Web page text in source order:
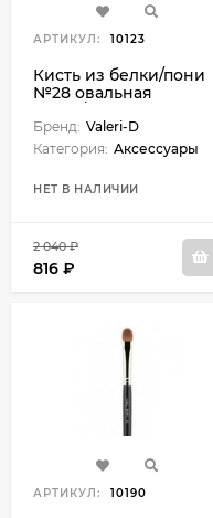
АРТИКУЛ: 10123
Кисть из белки/пони
№28 овальная
Бренд: Valeri-D
Категория: Аксессуары
НЕТ В НАЛИЧИИ
2 040 ₽
816 ₽
АРТИКУЛ: 10190